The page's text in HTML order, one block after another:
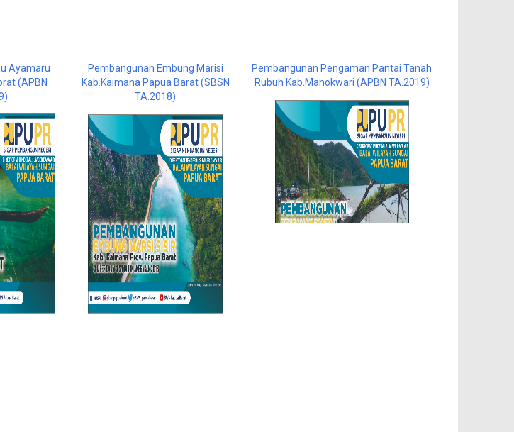
Ayamaru
(APBN
Pembangunan Embung Marisi
Kab.Kaimana Papua Barat (SBSN
TA.2018)
Pembangunan Pengaman Pantai Tanah
Rubuh Kab.Manokwari (APBN TA.2019)